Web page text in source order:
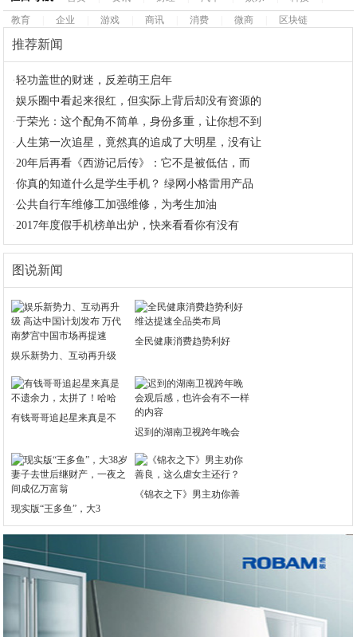
教育
企业 游戏 商讯 消费 微商 区块链
推荐新闻
·轻功盖世的财迷，反差萌王启年
·娱乐圈中看起来很红，但实际上背后却没有资源的
·于荣光：这个配角不简单，身份多重，让你想不到
· 人生第一次追星，竟然真的追成了大明星，没有让
·20年后再看《西游记后传》：它不是被低估，而
·你真的知道什么是学生手机？ 绿网小格雷用产品
·公共自行车维修工加强维修，为考生加油
·2017年度假手机榜单出炉，快来看看你有没有
图说新闻
娱乐新势力、互动再升级
全民健康消费趋势利好
有钱哥哥追起星来真是不
迟到的湖南卫视跨年晚会
现实版“王多鱼”，大3
《锦衣之下》男主劝你善